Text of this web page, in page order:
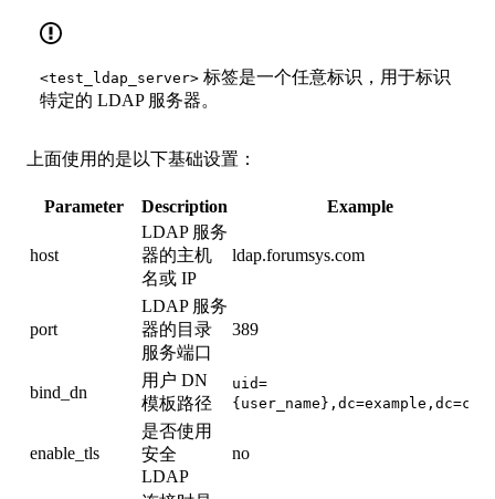
<test_ldap_server> 标签是一个任意标识，用于标识
特定的 LDAP 服务器。
上面使用的是以下基础设置：
Parameter Description Example
host
LDAP 服务
器的主机
名或 IP
ldap.forumsys.com
port
LDAP 服务
器的目录
服务端口
389
bind_dn
用户 DN
模板路径
uid=
{user_name},dc=example,dc=com
enable_tls
是否使用
安全
LDAP
no